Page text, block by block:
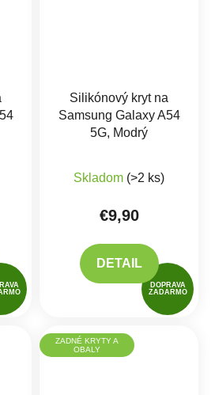
DOPRAVA
ZADARMO
Silikónový kryt na
Samsung Galaxy A54
5G, Modrý
Skladom (>2 ks)
€9,90
DETAIL
ZADNÉ KRYTY A
OBALY